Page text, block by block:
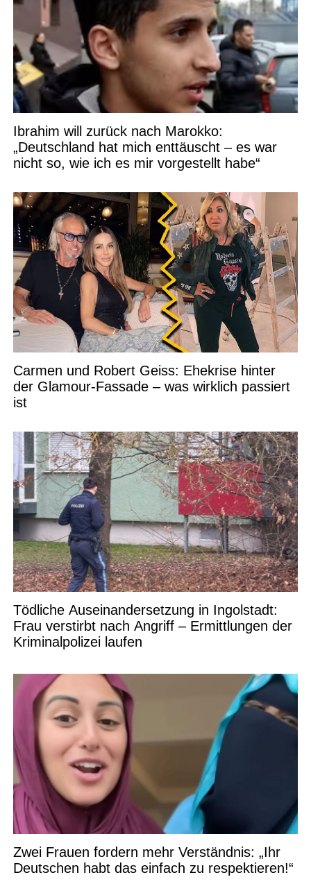
Ibrahim will zurück nach Marokko:
„Deutschland hat mich enttäuscht – es war
nicht so, wie ich es mir vorgestellt habe“
Carmen und Robert Geiss: Ehekrise hinter
der Glamour-Fassade – was wirklich passiert
ist
Tödliche Auseinandersetzung in Ingolstadt:
Frau verstirbt nach Angriff – Ermittlungen der
Kriminalpolizei laufen
Zwei Frauen fordern mehr Verständnis: „Ihr
Deutschen habt das einfach zu respektieren!“